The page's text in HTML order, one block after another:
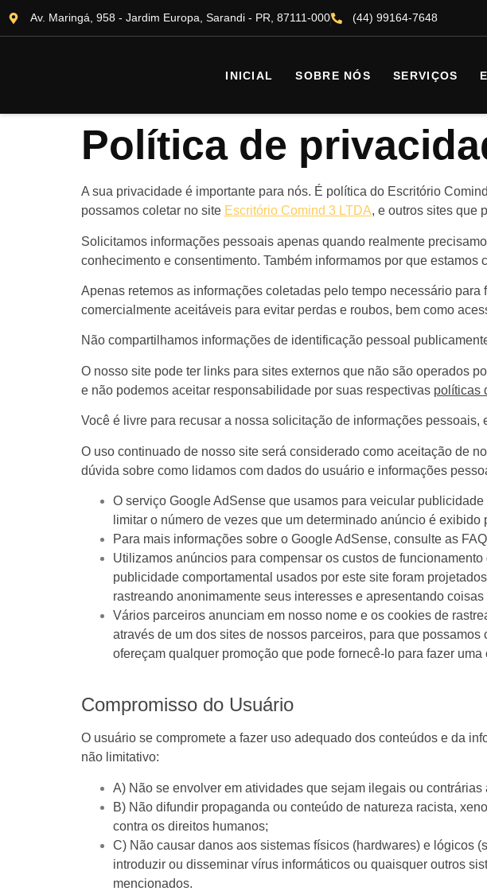
Av. Maringá, 958 - Jardim Europa, Sarandi - PR, 87111-000 (44) 99164-7648
INICIAL SOBRE NÓS SERVIÇOS
Política de
A sua privacidade é importante para nós. É política do Escritório
possamos coletar no site Escritório Comind 3 LTDA, e outros sites que
Solicitamos informações pessoais apenas quando realmente
conhecimento e consentimento. Também informamos por que estamos
Apenas retemos as informações coletadas pelo tempo necessário
comercialmente aceitáveis ​​para evitar perdas e roubos, bem como
Não compartilhamos informações de identificação pessoal
O nosso site pode ter links para sites externos que não são operados
e não podemos aceitar responsabilidade por suas respectivas políticas
Você é livre para recusar a nossa solicitação de informações
O uso continuado de nosso site será considerado como aceitação de
dúvida sobre como lidamos com dados do usuário e informações
O serviço Google AdSense que usamos para veicular
limitar o número de vezes que um determinado anúncio é exibido
Para mais informações sobre o Google AdSense, consulte as
Utilizamos anúncios para compensar os custos de
publicidade comportamental usados ​​por este site foram
rastreando anonimamente seus interesses e apresentando
Vários parceiros anunciam em nosso nome e os cookies de
através de um dos sites de nossos parceiros, para que
ofereçam qualquer promoção que pode fornecê-lo para fazer uma
Compromisso do Usuário
O usuário se compromete a fazer uso adequado dos conteúdos e da
não limitativo:
A) Não se envolver em atividades que sejam ilegais ou contrárias
B) Não difundir propaganda ou conteúdo de natureza racista,
contra os direitos humanos;
C) Não causar danos aos sistemas físicos (hardwares) e lógicos
introduzir ou disseminar vírus informáticos ou quaisquer outros
mencionados.